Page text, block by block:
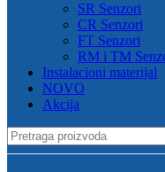
SR Senzori
CR Senzori
FT Senzori
RM i TM
Instalacioni materijal
NOVO
Akcija